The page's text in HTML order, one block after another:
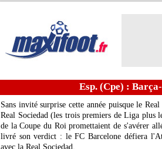
Esp. (Cpe) :
Sans invité surprise cette année puisque le
Real Sociedad (les trois premiers de Liga
de la Coupe du Roi promettaient de s'avérer
livré son verdict : le FC Barcelone défiera
avec la Real Sociedad.